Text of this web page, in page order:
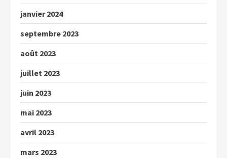
janvier 2024
septembre 2023
août 2023
juillet 2023
juin 2023
mai 2023
avril 2023
mars 2023